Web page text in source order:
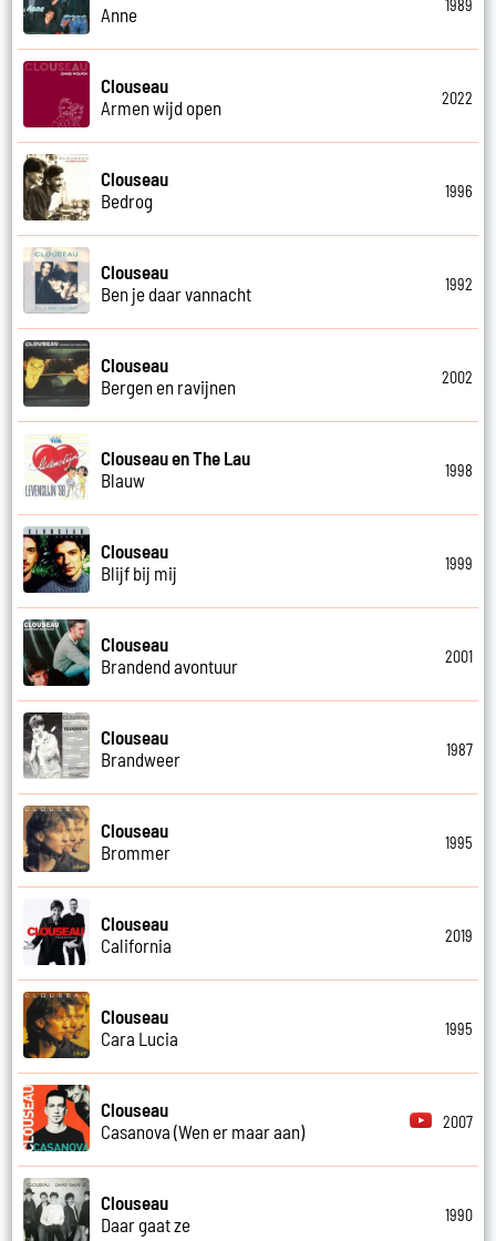
Anne
1989
Clouseau
Armen wijd open
2022
Clouseau
Bedrog
1996
Clouseau
Ben je daar vannacht
1992
Clouseau
Bergen en ravijnen
2002
Clouseau en The Lau
Blauw
1998
Clouseau
Blijf bij mij
1999
Clouseau
Brandend avontuur
2001
Clouseau
Brandweer
1987
Clouseau
Brommer
1995
Clouseau
California
2019
Clouseau
Cara Lucia
1995
Clouseau
Casanova (Wen er maar aan)
2007
Clouseau
Daar gaat ze
1990